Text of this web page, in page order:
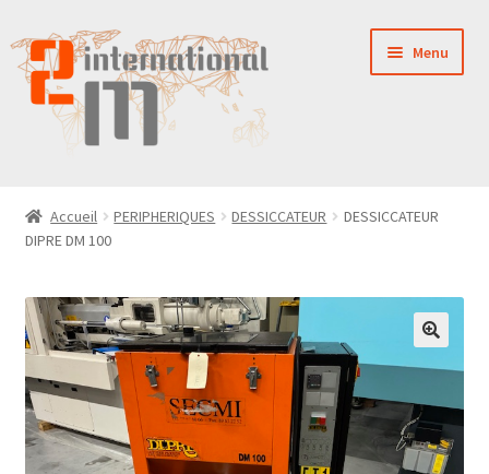
Aller
à
la
navigation
Aller
au
contenu
Menu
NOUVEAUTÉS
VENTES
PIÈCES DÉTACHÉES
CONTACT
Accueil PERIPHERIQUES DESSICCATEUR
DESSICCATEUR
DIPRE DM 100